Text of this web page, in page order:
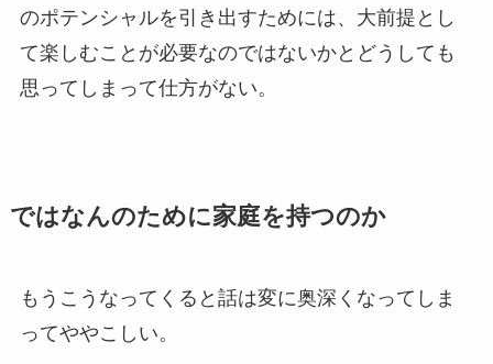
のポテンシャルを引き出すためには、大前提とし
て楽しむことが必要なのではないかとどうしても
思ってしまって仕方がない。
ではなんのために家庭を持つのか
もうこうなってくると話は変に奥深くなってしま
ってややこしい。